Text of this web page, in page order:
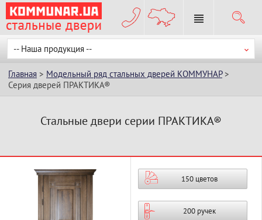
-- Наша продукция --
Главная > Модельный ряд стальных дверей КОММУНАР>
Серия дверей ПРАКТИКА®
Стальные двери серии ПРАКТИКА®
150 цветов
200 ручек